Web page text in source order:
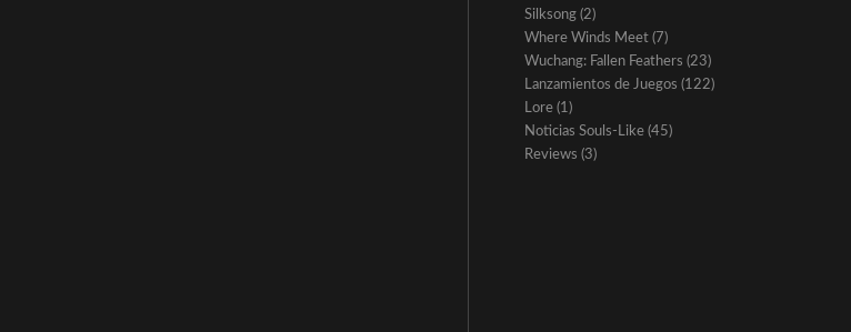
Silksong(2)
Where Winds Meet(7)
Wuchang: Fallen Feathers (23)
Lanzamientos de Juegos (122)
Lore(1)
Noticias Souls-Like(45)
Reviews (3)